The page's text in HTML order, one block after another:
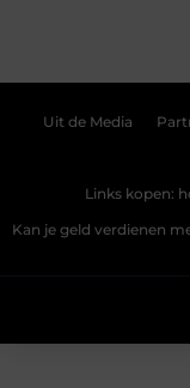
Uit de Media
Links kopen:
Kan je geld verdienen